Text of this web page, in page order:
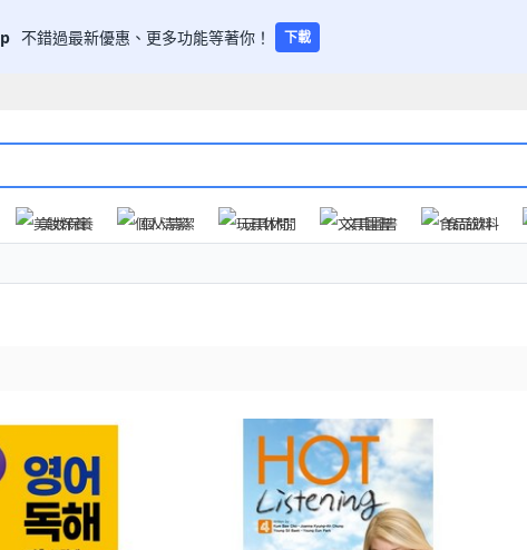
不錯過最新優惠、更多功能等著你！ 下載
美妝保養 個人清潔 玩具休閒 文具圖書 食品飲料